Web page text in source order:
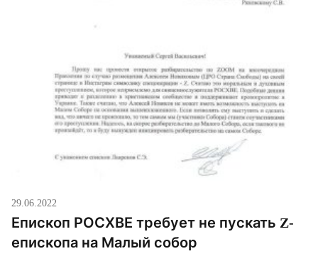
29.06.2022
Епископ РОСХВЕ требует не пускать Z-
епископа на Малый собор